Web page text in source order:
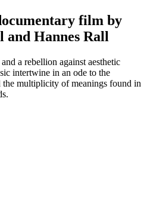
film by
and Hannes Rall
a rebellion against aesthetic
intertwine in an ode to the
the multiplicity of meanings found in